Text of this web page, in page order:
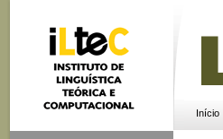
Início